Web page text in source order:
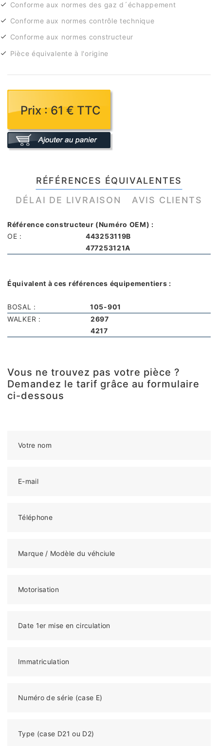
Conforme aux normes des gaz d´échappement
Conforme aux normes contrôle technique
Conforme aux normes constructeur
Pièce équivalente à l'origine
Prix : 61 € TTC
RÉFÉRENCES ÉQUIVALENTES
DÉLAI DE LIVRAISON
AVIS CLIENTS
Référence constructeur (Numéro OEM) :
OE :
443253119B
477253121A
Équivalent à ces références équipementiers :
BOSAL :
105-901
WALKER :
2697
4217
Vous ne trouvez pas votre pièce ?
Demandez le tarif grâce au formulaire
ci-dessous
Votre nom
E-mail
Téléphone
Marque / Modèle du véhciule
Motorisation
Date 1er mise en circulation
Immatriculation
Numéro de série (case E)
Type (case D21 ou D2)